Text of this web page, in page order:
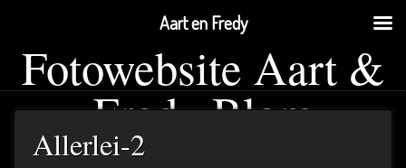
Fotowebsite Aart &
Fredy Blom
Allerlei-2
Aart en Fredy